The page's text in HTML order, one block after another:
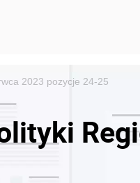
2023 pozycje 24-25